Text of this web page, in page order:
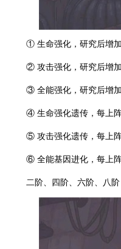
① 生命强化，研究后增
② 攻击强化，研究后增
③ 全能强化，研究后增
④ 生命强化遗传，每上
⑤ 攻击强化遗传，每上
⑥ 全能基因进化，每上
二阶、四阶、六阶、八阶